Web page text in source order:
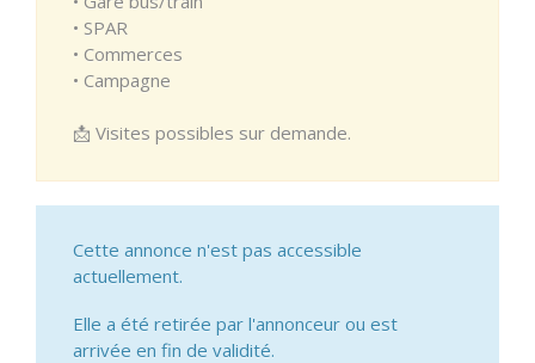
• SPAR
• Commerces
• Campagne
📩 Visites possibles sur demande.
Cette annonce n'est pas accessible
actuellement.
Elle a été retirée par l'annonceur ou est
arrivée en fin de validité.